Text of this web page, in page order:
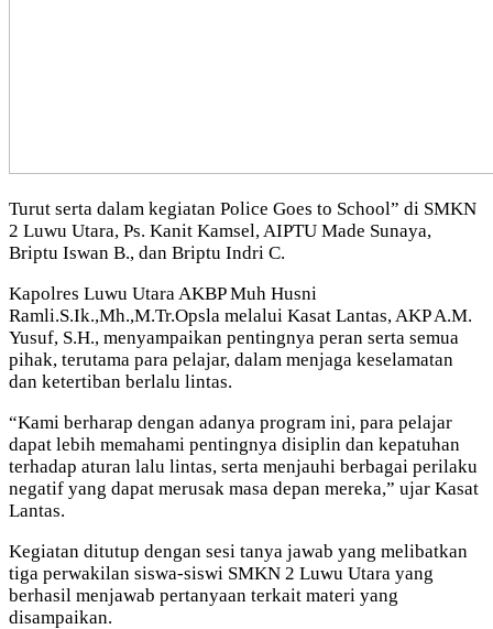
Turut serta dalam kegiatan Police Goes to School” di SMKN
2 Luwu Utara, Ps. Kanit Kamsel, AIPTU Made Sunaya,
Briptu Iswan B., dan Briptu Indri C.
Kapolres Luwu Utara AKBP Muh Husni
Ramli.S.Ik.,Mh.,M.Tr.Opsla melalui Kasat Lantas, AKP A.M.
Yusuf, S.H., menyampaikan pentingnya peran serta semua
pihak, terutama para pelajar, dalam menjaga keselamatan
dan ketertiban berlalu lintas.
“Kami berharap dengan adanya program ini, para pelajar
dapat lebih memahami pentingnya disiplin dan kepatuhan
terhadap aturan lalu lintas, serta menjauhi berbagai perilaku
negatif yang dapat merusak masa depan mereka,” ujar Kasat
Lantas.
Kegiatan ditutup dengan sesi tanya jawab yang melibatkan
tiga perwakilan siswa-siswi SMKN 2 Luwu Utara yang
berhasil menjawab pertanyaan terkait materi yang
disampaikan.